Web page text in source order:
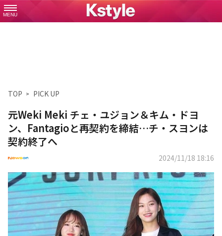
MENU
TOP PICK UP
元Weki Meki チェ・ユジョン＆キム・ドヨ
ン、Fantagioと再契約を締結…チ・スヨンは
契約終了へ
2024/11/18 18:16